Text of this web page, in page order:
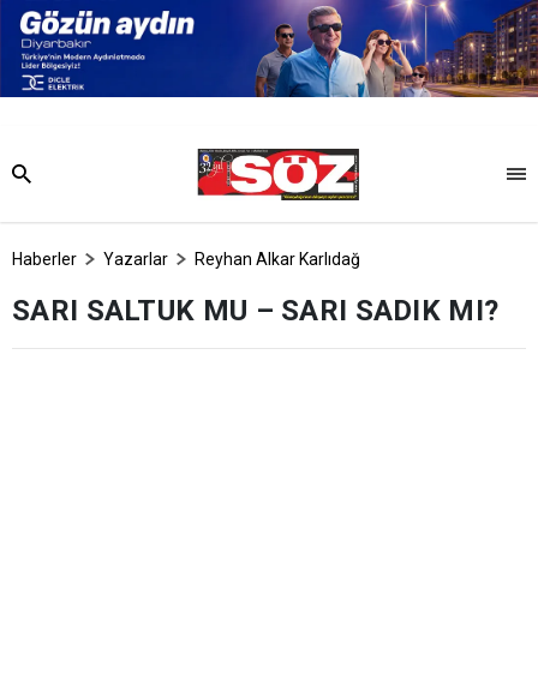
Haberler Yazarlar Reyhan Alkar Karlıdağ
SARI SALTUK MU – SARI SADIK MI?